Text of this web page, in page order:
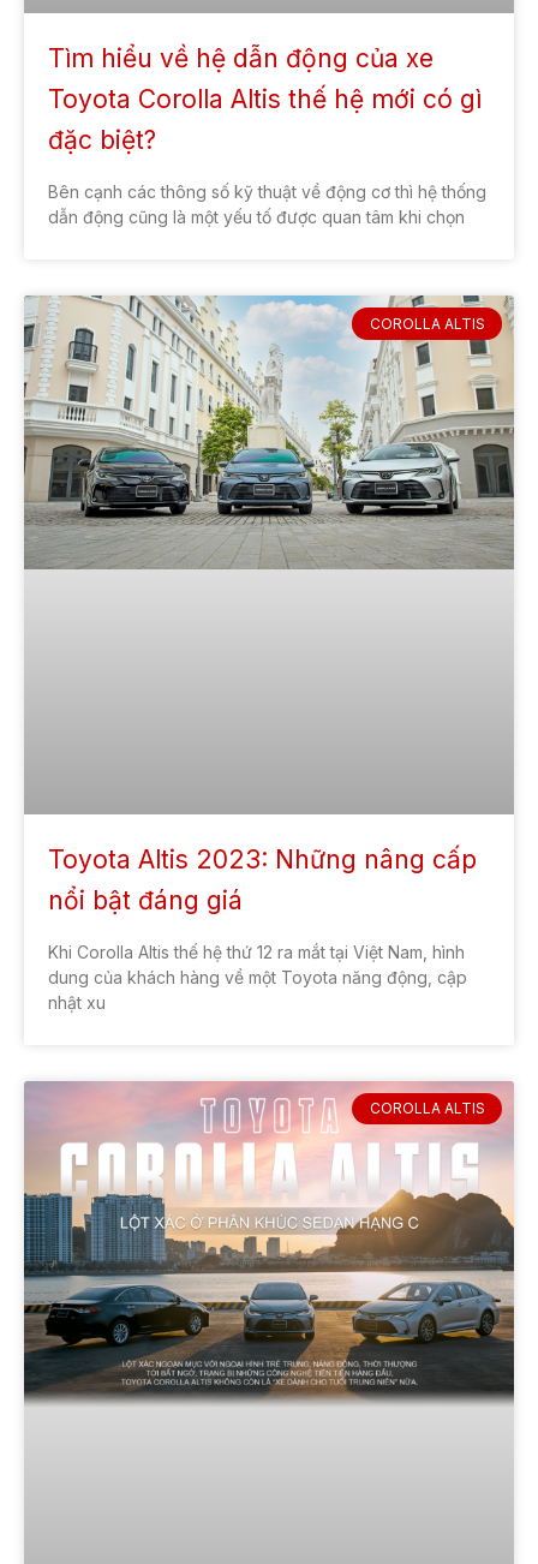
Tìm hiểu về hệ dẫn động của xe
Toyota Corolla Altis thế hệ mới có gì
đặc biệt?
Bên cạnh các thông số kỹ thuật về động cơ thì hệ thống
dẫn động cũng là một yếu tố được quan tâm khi chọn
COROLLA ALTIS
Toyota Altis 2023: Những nâng cấp
nổi bật đáng giá
Khi Corolla Altis thế hệ thứ 12 ra mắt tại Việt Nam, hình
dung của khách hàng về một Toyota năng động, cập
nhật xu
COROLLA ALTIS